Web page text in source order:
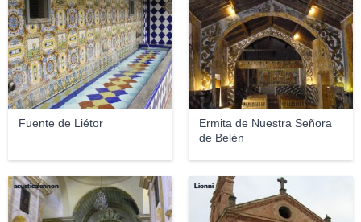
Fuente de Liétor
Ermita de Nuestra Señora
de Belén
acusticalennon Lionni